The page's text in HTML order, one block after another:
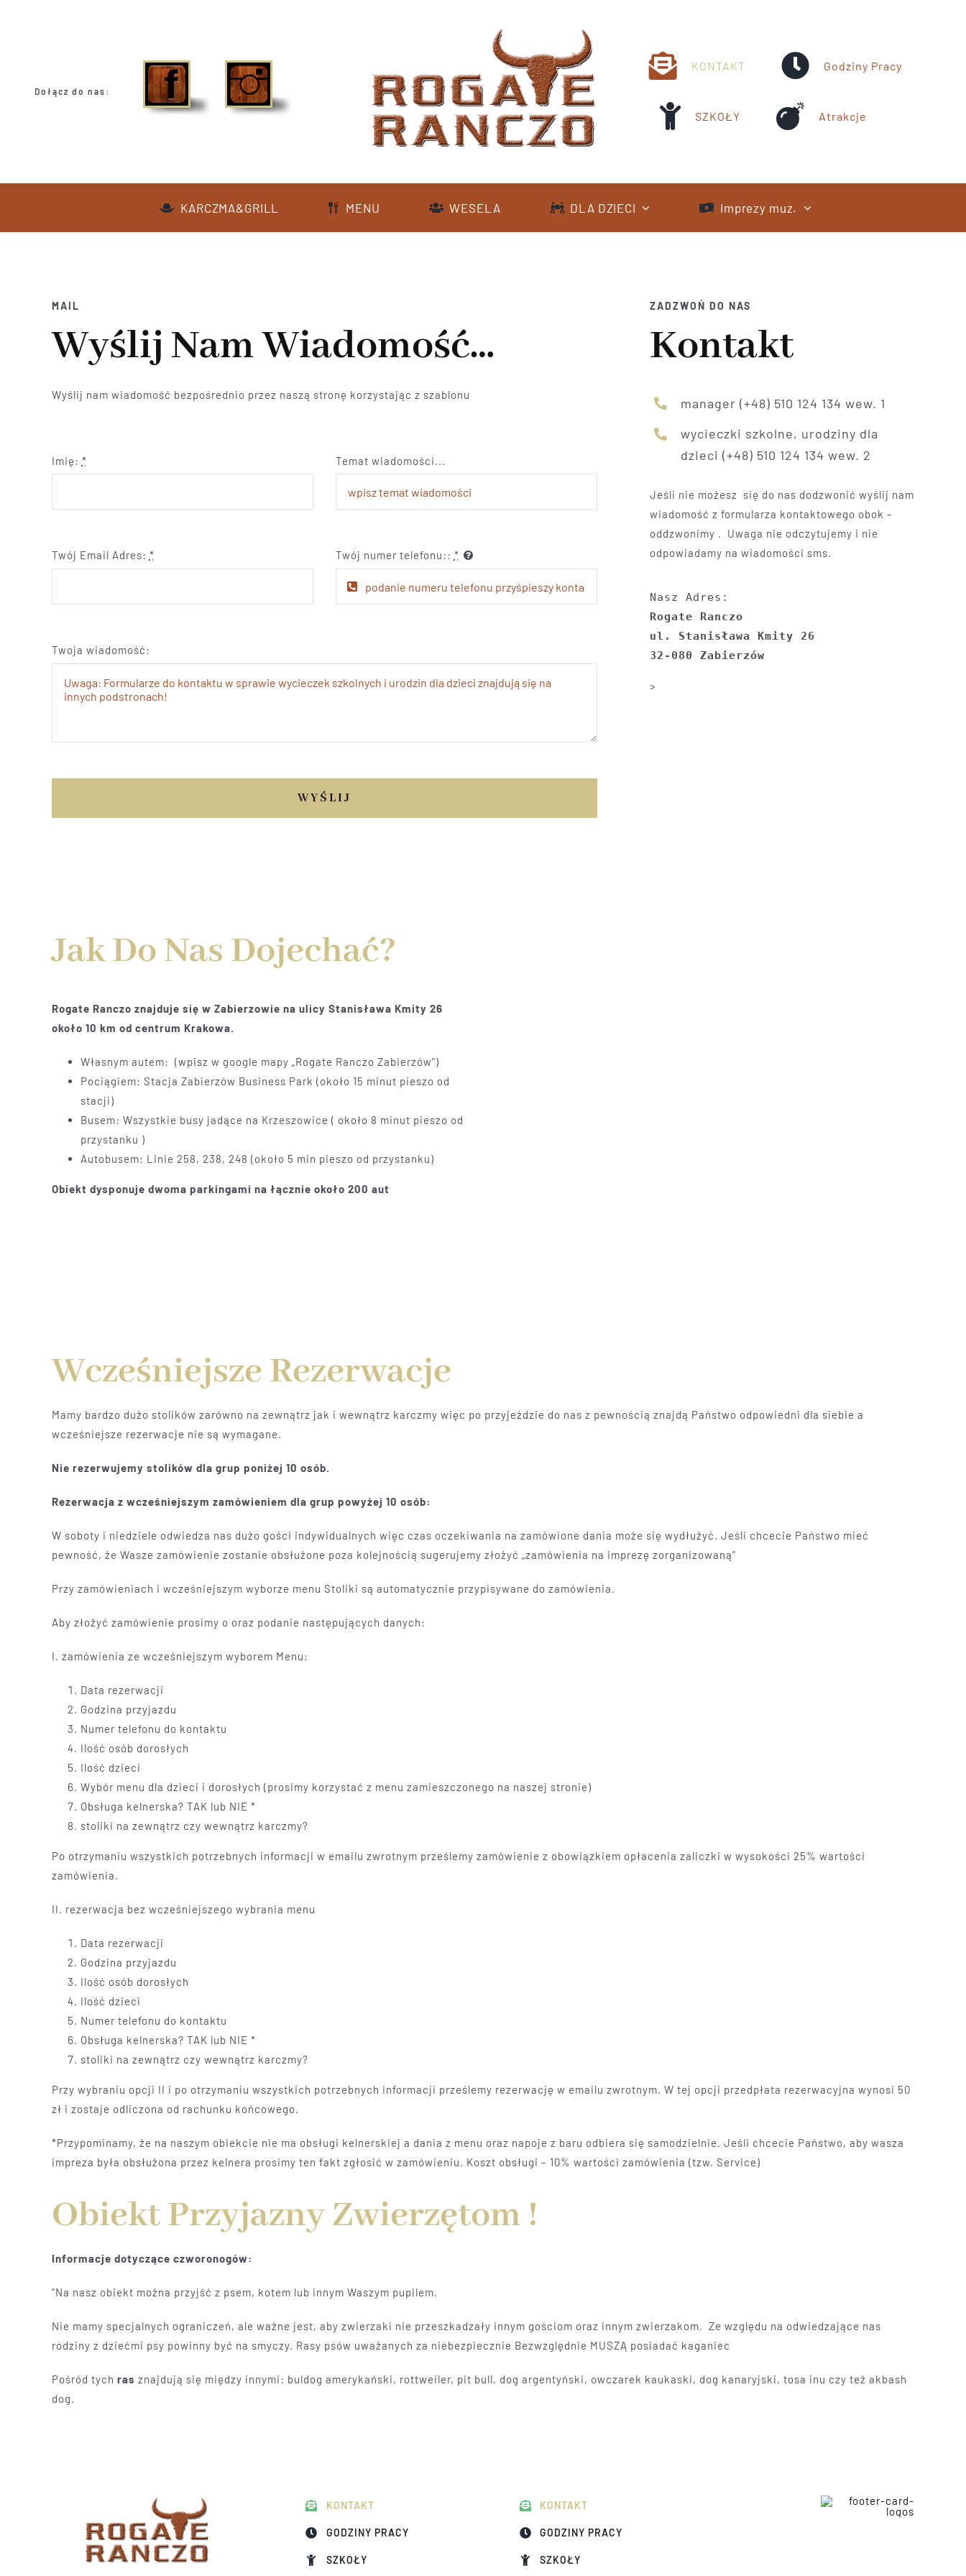
Dołącz do nas:
KONTAKT Godziny Pracy
SZKOŁY Atrakcje
KARCZMA&GRILL MENU WESELA DLA DZIECI Imprezy muz.
MAIL
Wyślij Nam Wiadomość…
Wyślij nam wiadomość bezpośrednio przez naszą stronę korzystając z szablonu
Imię: * Temat wiadomości...
Twój Email Adres: * Twój numer telefonu:: *
Twoja wiadomość:
WYŚLIJ
ZADZWOŃ DO NAS
Kontakt
manager (+48) 510 124 134 wew. 1
wycieczki szkolne, urodziny dla
dzieci (+48) 510 124 134 wew. 2
Jeśli nie możesz się do nas dodzwonić wyślij nam
wiadomość z formularza kontaktowego obok –
oddzwonimy . Uwaga nie odczytujemy i nie
odpowiadamy na wiadomości sms.
Rogate Ranczo
ul. Stanisława Kmity 26
32-080 Zabierzów
>
Jak Do Nas Dojechać?
Rogate Ranczo znajduje się w Zabierzowie na ulicy Stanisława Kmity 26
około 10 km od centrum Krakowa.
Własnym autem: (wpisz w google mapy „Rogate Ranczo Zabierzów”)
Pociągiem: Stacja Zabierzów Business Park (około 15 minut pieszo od
stacji)
Busem: Wszystkie busy jadące na Krzeszowice ( około 8 minut pieszo od
przystanku )
Autobusem: Linie 258, 238, 248 (około 5 min pieszo od przystanku)
Obiekt dysponuje dwoma parkingami na łącznie około 200 aut
Wcześniejsze Rezerwacje
Mamy bardzo dużo stolików zarówno na zewnątrz jak i wewnątrz karczmy więc po przyjeździe do nas z pewnością znajdą Państwo odpowiedni dla siebie a
wcześniejsze rezerwacje nie są wymagane.
Nie rezerwujemy stolików dla grup poniżej 10 osób.
Rezerwacja z wcześniejszym zamówieniem dla grup powyżej 10 osób:
W soboty i niedziele odwiedza nas dużo gości indywidualnych więc czas oczekiwania na zamówione dania może się wydłużyć. Jeśli chcecie Państwo mieć
pewność, że Wasze zamówienie zostanie obsłużone poza kolejnością sugerujemy złożyć „zamówienia na imprezę zorganizowaną”
Przy zamówieniach i wcześniejszym wyborze menu Stoliki są automatycznie przypisywane do zamówienia.
Aby złożyć zamówienie prosimy o oraz podanie następujących danych:
I. zamówienia ze wcześniejszym wyborem Menu:
Data rezerwacji
Godzina przyjazdu
Numer telefonu do kontaktu
Ilość osób dorosłych
Ilość dzieci
Wybór menu dla dzieci i dorosłych (prosimy korzystać z menu zamieszczonego na naszej stronie)
Obsługa kelnerska? TAK lub NIE *
stoliki na zewnątrz czy wewnątrz karczmy?
Po otrzymaniu wszystkich potrzebnych informacji w emailu zwrotnym prześlemy zamówienie z obowiązkiem opłacenia zaliczki w wysokości 25% wartości
zamówienia.
II. rezerwacja bez wcześniejszego wybrania menu
Data rezerwacji
Godzina przyjazdu
Ilość osób dorosłych
Ilość dzieci
Numer telefonu do kontaktu
Obsługa kelnerska? TAK lub NIE *
stoliki na zewnątrz czy wewnątrz karczmy?
Przy wybraniu opcji II i po otrzymaniu wszystkich potrzebnych informacji prześlemy rezerwację w emailu zwrotnym. W tej opcji przedpłata rezerwacyjna wynosi 50
zł i zostaje odliczona od rachunku końcowego.
*Przypominamy, że na naszym obiekcie nie ma obsługi kelnerskiej a dania z menu oraz napoje z baru odbiera się samodzielnie. Jeśli chcecie Państwo, aby wasza
impreza była obsłużona przez kelnera prosimy ten fakt zgłosić w zamówieniu. Koszt obsługi – 10% wartości zamówienia (tzw. Service)
Obiekt Przyjazny Zwierzętom !
Informacje dotyczące czworonogów:
”Na nasz obiekt można przyjść z psem, kotem lub innym Waszym pupilem.
Nie mamy specjalnych ograniczeń, ale ważne jest, aby zwierzaki nie przeszkadzały innym gościom oraz innym zwierzakom. Ze względu na odwiedzające nas
rodziny z dziećmi psy powinny być na smyczy. Rasy psów uważanych za niebezpiecznie Bezwzględnie MUSZĄ posiadać kaganiec
Pośród tych ras znajdują się między innymi: buldog amerykański, rottweiler, pit bull, dog argentyński, owczarek kaukaski, dog kanaryjski, tosa inu czy też akbash
dog.
KONTAKT
GODZINY PRACY
SZKOŁY
KONTAKT
GODZINY PRACY
SZKOŁY